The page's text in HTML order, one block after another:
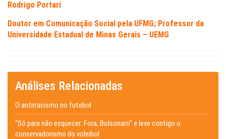
Rodrigo Portari
Doutor em Comunicação Social pela UFMG; Professor da
Universidade Estadual de Minas Gerais – UEMG
Análises Relacionadas
O antirracismo no futebol
“Só para não esquecer: Fora, Bolsonaro” e leve contigo o
conservadorismo do voleibol